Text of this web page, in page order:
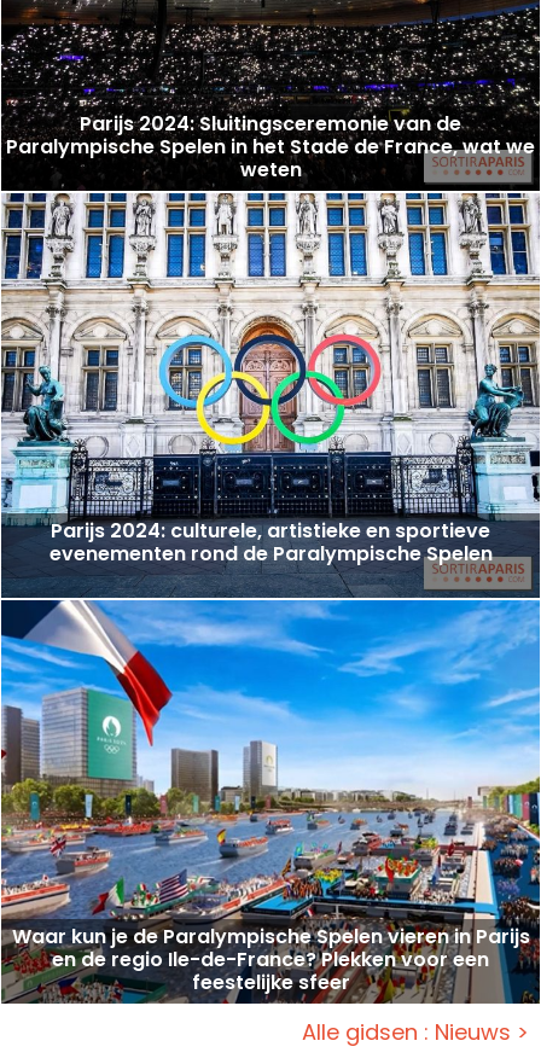
Parijs 2024: Sluitingsceremonie van de
Paralympische Spelen in het Stade de France, wat we
weten
Parijs 2024: culturele, artistieke en sportieve
evenementen rond de Paralympische Spelen
Waar kun je de Paralympische Spelen vieren in Parijs
en de regio Ile-de-France? Plekken voor een
feestelijke sfeer
Alle gidsen : Nieuws >